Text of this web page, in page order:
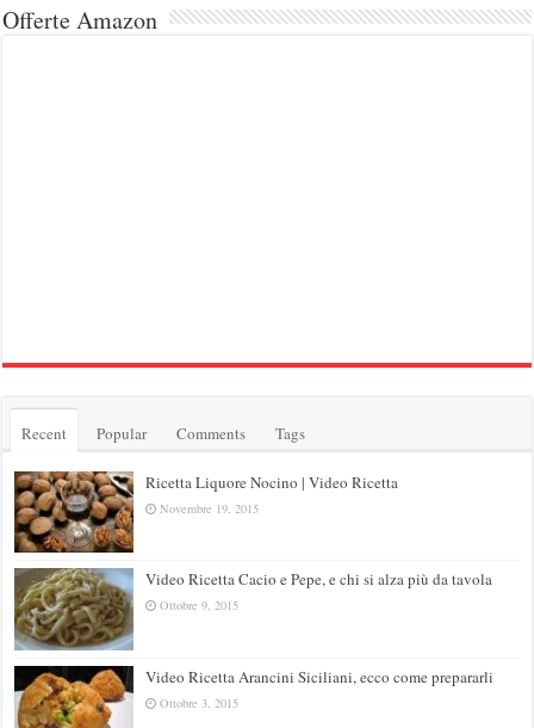
Offerte Amazon
Recent Popular Comments Tags
Ricetta Liquore Nocino | Video Ricetta
Novembre 19, 2015
Video Ricetta Cacio e Pepe, e chi si alza più da tavola
Ottobre 9, 2015
Video Ricetta Arancini Siciliani, ecco come prepararli
Ottobre 3, 2015